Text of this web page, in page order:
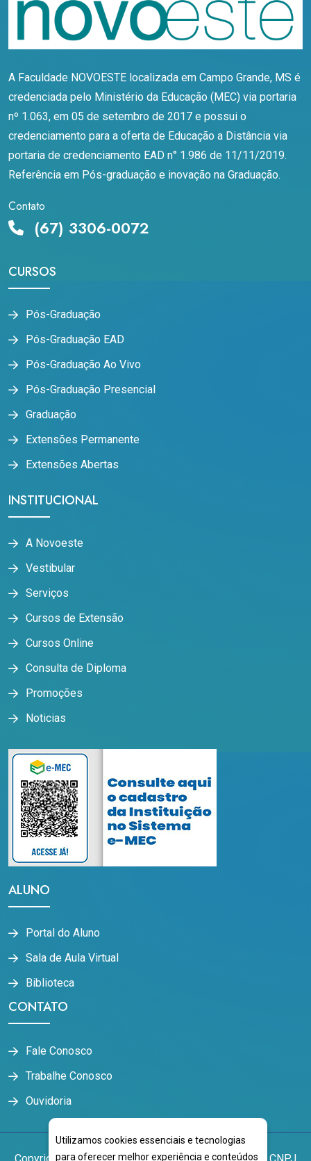
A Faculdade NOVOESTE localizada em Campo Grande, MS é
credenciada pelo Ministério da Educação (MEC) via portaria
nº 1.063, em 05 de setembro de 2017 e possui o
credenciamento para a oferta de Educação a Distância via
portaria de credenciamento EAD n° 1.986 de 11/11/2019.
Referência em Pós-graduação e inovação na Graduação.
Contato
(67) 3306-0072
CURSOS
Pós-Graduação
Pós-Graduação EAD
Pós-Graduação Ao Vivo
Pós-Graduação Presencial
Graduação
Extensões Permanente
Extensões Abertas
INSTITUCIONAL
A Novoeste
Vestibular
Serviços
Cursos de Extensão
Cursos Online
Consulta de Diploma
Promoções
Noticias
ALUNO
Portal do Aluno
Sala de Aula Virtual
Biblioteca
CONTATO
Fale Conosco
Trabalhe Conosco
Ouvidoria
Utilizamos cookies essenciais e tecnologias
para oferecer melhor experiência e conteúdos